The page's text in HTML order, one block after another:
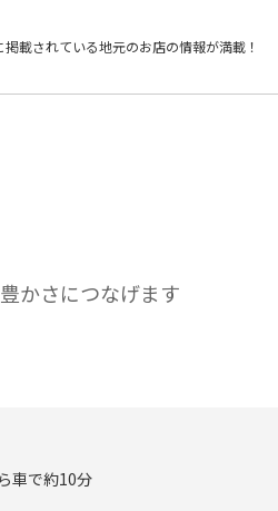
掲載されている地元のお店の情報が満載！
かさにつなげます
車で約10分